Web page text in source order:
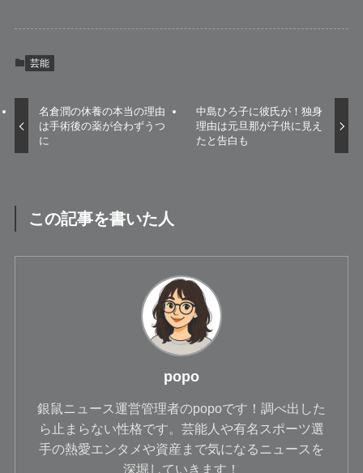
芸能
名倉潤の休養の本当の理由
は手術後の薬が合わずうつ
に
中島ひろ子に彼氏が！独身
理由は元旦那が子供に見え
たと告白も
この記事を書いた人
popo
銀鼠ニュース運営管理者のpopoです！調べ出した
ら止まらない性格です。芸能人や有名スポーツ選
手の熱愛エンタメや資産まで気になるニュースを
深堀していきます！